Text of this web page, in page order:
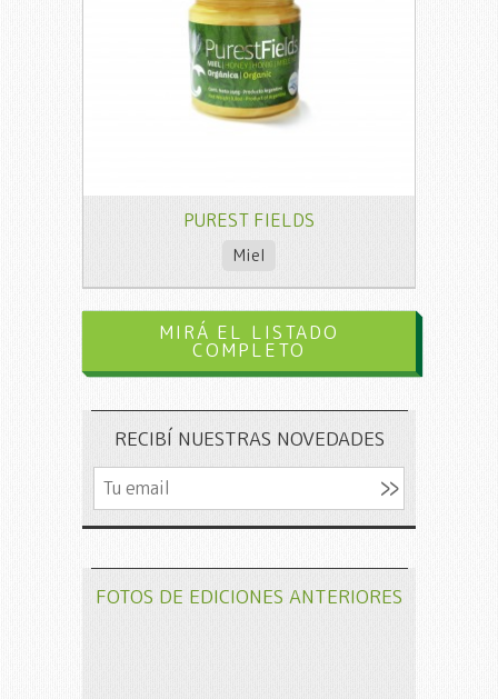
PUREST FIELDS
Miel
MIRÁ EL LISTADO
COMPLETO
RECIBÍ NUESTRAS NOVEDADES
FOTOS DE EDICIONES ANTERIORES